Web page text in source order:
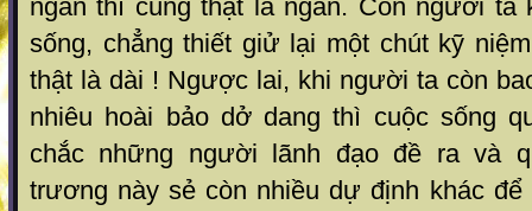
ngắn thì cũng thật là ngắn. Con người ta
sống, chẳng thiết giử lại một chút kỹ
thật là dài ! Ngược lai, khi người ta còn
nhiêu hoài bảo dở dang thì cuộc sống
chắc những người lãnh đạo đề ra và
trương này sẻ còn nhiều dự định khác để